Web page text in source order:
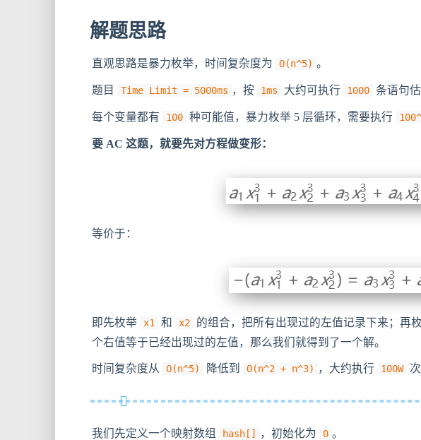
解题思路
直观思路是暴力枚举，时间复杂度为 O(n^5) 。
题目 Time Limit = 5000ms ，按 1ms 大约可执行 1000 条语句
每个变量都有 100 种可能值，暴力枚举 5 层循环，需要执行
要 AC 这题，就要先对方程做变形：
等价于：
即先枚举 x1 和 x2 的组合，把所有出现过的左值记录下来；再
个右值等于已经出现过的左值，那么我们就得到了一个解。
时间复杂度从 O(n^5) 降低到 O(n^2 + n^3) ，大约执行 100W 次
我们先定义一个映射数组 hash[] ，初始化为 0 。